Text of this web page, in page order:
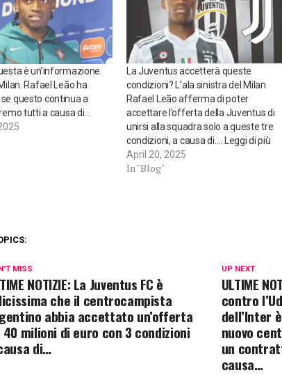
è un’informazione
Rafael Leão ha
questo continua a
tutti a causa di…
La Juventus accetterà queste
condizioni? L’ala sinistra del Milan
Rafael Leão afferma di poter
accettare l’offerta della Juventus di
unirsi alla squadra solo a queste tre
condizioni, a causa di…. Leggi di più
April 20, 2025
In "Blog"
UP NEXT
ULTIME
contro
dell’Inter
nuovo
un
causa…
MISS
NOTIZIE: La Juventus FC è
che il centrocampista
abbia accettato un’offerta
40 milioni di euro con 3 condizioni
di…